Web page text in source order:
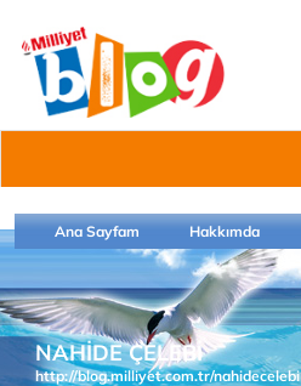
Ana Sayfam Hakkımda
NAHİDE ÇELEBİ
http://blog.milliyet.com.tr/nahidecelebi